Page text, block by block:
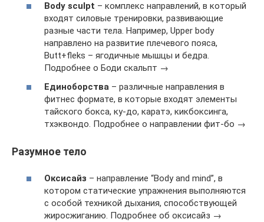
Body sculpt – комплекс направлений, в который
входят силовые тренировки, развивающие
разные части тела. Например, Upper body
направлено на развитие плечевого пояса,
Butt+fleks – ягодичные мышцы и бедра.
Подробнее о Боди скальпт →
Единоборства – различные направления в
фитнес формате, в которые входят элементы
тайского бокса, ку-до, каратэ, кикбоксинга,
тхэквондо. Подробнее о направлении фит-бо →
Разумное тело
Оксисайз – направление “Body and mind”, в
котором статические упражнения выполняются
с особой техникой дыхания, способствующей
жиросжиганию. Подробнее об оксисайз →